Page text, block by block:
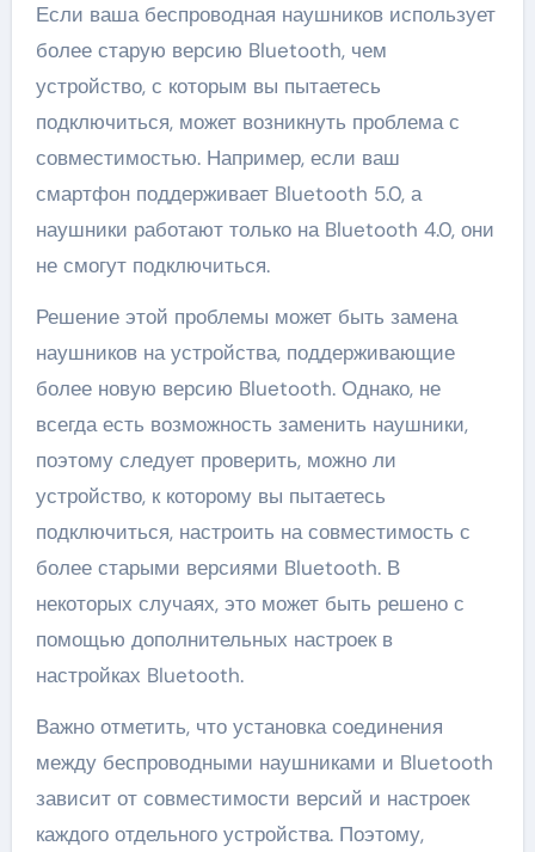
Если ваша беспроводная наушников использует
более старую версию Bluetooth, чем
устройство, с которым вы пытаетесь
подключиться, может возникнуть проблема с
совместимостью. Например, если ваш
смартфон поддерживает Bluetooth 5.0, а
наушники работают только на Bluetooth 4.0, они
не смогут подключиться.
Решение этой проблемы может быть замена
наушников на устройства, поддерживающие
более новую версию Bluetooth. Однако, не
всегда есть возможность заменить наушники,
поэтому следует проверить, можно ли
устройство, к которому вы пытаетесь
подключиться, настроить на совместимость с
более старыми версиями Bluetooth. В
некоторых случаях, это может быть решено с
помощью дополнительных настроек в
настройках Bluetooth.
Важно отметить, что установка соединения
между беспроводными наушниками и Bluetooth
зависит от совместимости версий и настроек
каждого отдельного устройства. Поэтому,